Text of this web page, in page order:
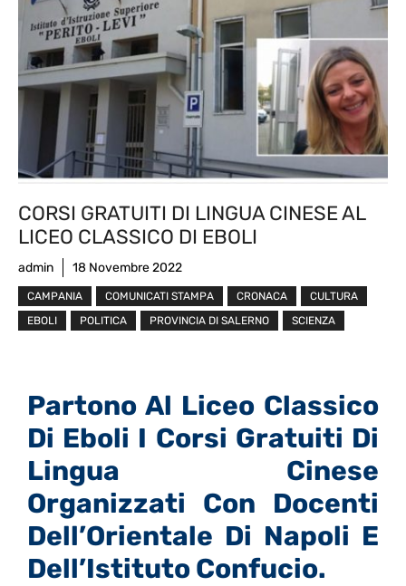
CORSI GRATUITI DI LINGUA CINESE AL
LICEO CLASSICO DI EBOLI
admin 18 Novembre 2022
CAMPANIA COMUNICATI STAMPA CRONACA
CULTURA
EBOLI
POLITICA PROVINCIA DI SALERNO SCIENZA
Partono Al Liceo Classico
Di Eboli I Corsi Gratuiti Di
Lingua Cinese
Organizzati Con Docenti
Dell’Orientale Di Napoli E
Dell’Istituto Confucio.